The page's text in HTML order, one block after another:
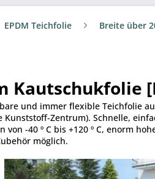
EPDM Teichfolie Breite über
Kautschukfolie
und immer flexible Teichfolie
Kunststoff-Zentrum). Schnelle,
von -40 º C bis +120 º C, enorm
möglich.